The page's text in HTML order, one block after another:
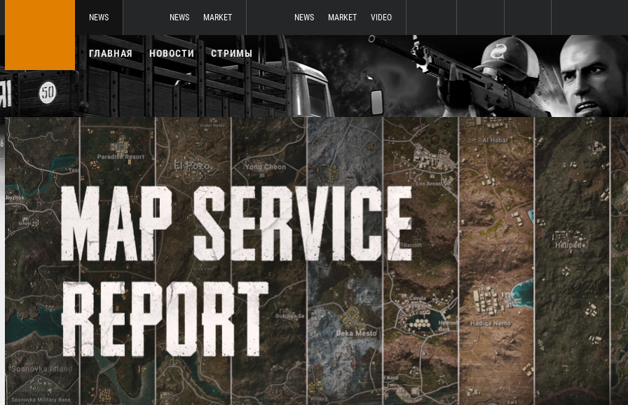
NEWS NEWS MARKET NEWS MARKET VIDEO
ГЛАВНАЯ НОВОСТИ СТРИМЫ